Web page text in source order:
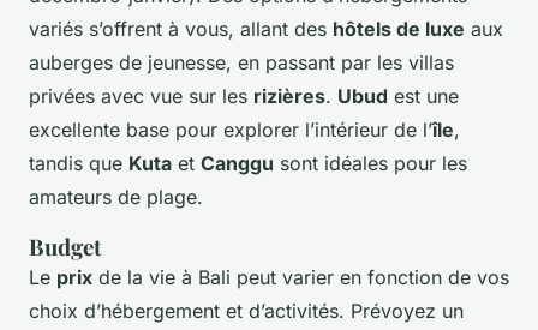
variés s’offrent à vous, allant des hôtels de luxe aux
auberges de jeunesse, en passant par les villas
privées avec vue sur les rizières. Ubud est une
excellente base pour explorer l’intérieur de l’île,
tandis que Kuta et Canggu sont idéales pour les
amateurs de plage.
Budget
Le prix de la vie à Bali peut varier en fonction de vos
choix d’hébergement et d’activités. Prévoyez un